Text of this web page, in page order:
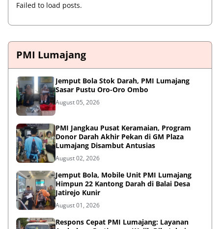
Failed to load posts.
PMI Lumajang
Jemput Bola Stok Darah, PMI Lumajang
Sasar Pustu Oro-Oro Ombo
August 05, 2026
PMI Jangkau Pusat Keramaian, Program
Donor Darah Akhir Pekan di GM Plaza
Lumajang Disambut Antusias
August 02, 2026
Jemput Bola, Mobile Unit PMI Lumajang
Himpun 22 Kantong Darah di Balai Desa
Jatirejo Kunir
August 01, 2026
Respons Cepat PMI Lumajang: Layanan